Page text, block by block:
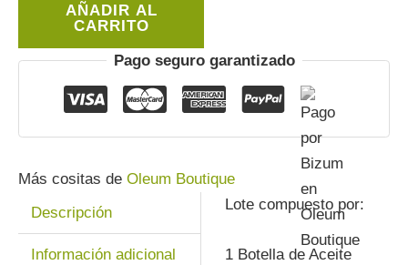
Quintus
cantidad
AÑADIR AL
CARRITO
Pago seguro garantizado
Más cositas de Oleum Boutique
Descripción
Información adicional
Lote compuesto por:
1 Botella de Aceite